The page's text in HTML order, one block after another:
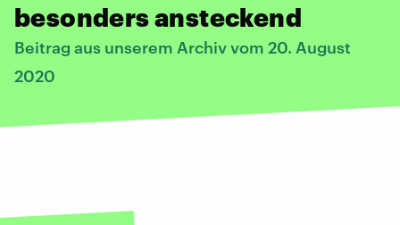
besonders ansteckend
Beitrag aus unserem Archiv vom 20. August
2020